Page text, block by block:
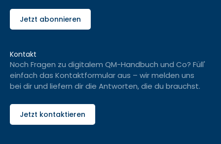
Jetzt abonnieren
Kontakt
Noch Fragen zu digitalem QM-Handbuch und Co? Füll'
einfach das Kontaktformular aus – wir melden uns
bei dir und liefern dir die Antworten, die du brauchst.
Jetzt kontaktieren